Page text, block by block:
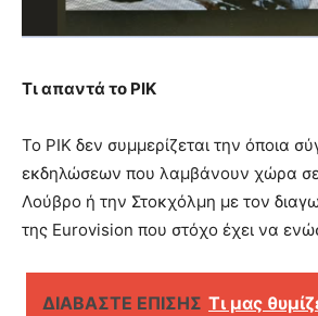
Τι απαντά το ΡΙΚ
To ΡΙΚ δεν συμμερίζεται την όποια
εκδηλώσεων που λαμβάνουν χώρα
Λούβρο ή την Στοκχόλμη με τον
της Eurovision που στόχο έχει να
ΔΙΑΒΑΣΤΕ ΕΠΙΣΗΣ Τι μας